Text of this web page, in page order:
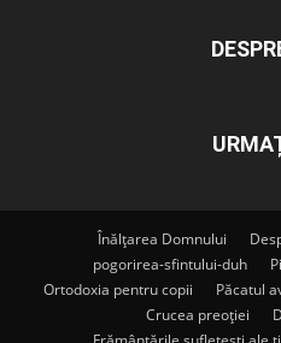
Înălțarea Domnului
pogorirea-sfintului-duh
Ortodoxia pentru copii
Păcatul
Crucea preoției